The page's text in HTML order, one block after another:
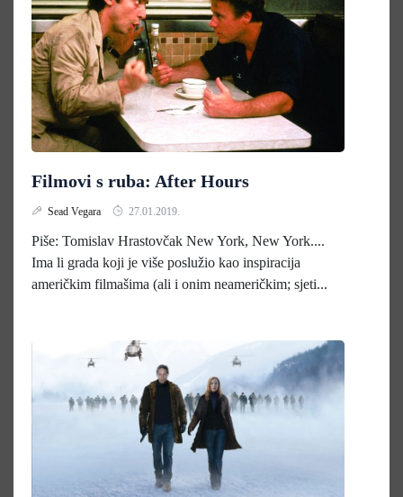
Filmovi s ruba: After Hours
Sead Vegara 27.01.2019.
Piše: Tomislav Hrastovčak New York, New York....
Ima li grada koji je više poslužio kao inspiracija
američkim filmašima (ali i onim neameričkim; sjeti...